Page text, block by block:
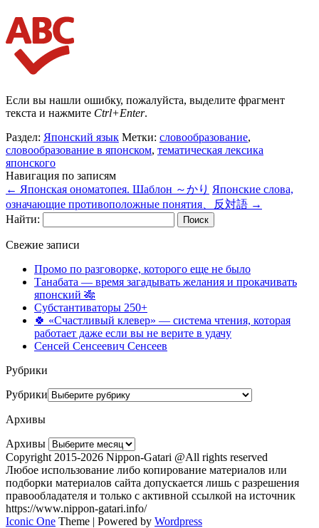
Если вы нашли ошибку, пожалуйста, выделите фрагмент
текста и нажмите Ctrl+Enter.
Раздел: Японский язык Метки: словообразование,
словообразование в японском, тематическая лексика
японского
Навигация по записям
← Японская ономатопея. Шаблон ～かり Японские слова,
означающие противоположные понятия、反対語 →
Найти:
Свежие записи
Промо по разговорке, которого еще не было
Танабата — время загадывать желания и прокачивать
японский 🎋
Субстантиваторы 250+
🍀 «Счастливый клевер» — система чтения, которая
работает даже если вы не верите в удачу
Сенсей Сенсеевич Сенсеев
Рубрики
Рубрики
Архивы
Архивы
Copyright 2015-2026 Nippon-Gatari @All rights reserved
Любое использование либо копирование материалов или
подборки материалов сайта допускается лишь с разрешения
правообладателя и только с активной ссылкой на источник
https://www.nippon-gatari.info/
Iconic One Theme | Powered by Wordpress